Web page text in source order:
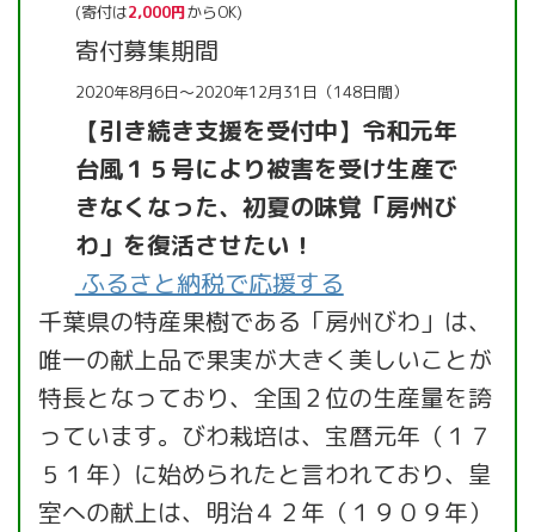
(寄付は2,000円からOK)
寄付募集期間
2020年8月6日～2020年12月31日（148日間）
【引き続き支援を受付中】令和元年
台風１５号により被害を受け生産で
きなくなった、初夏の味覚「房州び
わ」を復活させたい！
ふるさと納税で応援する
千葉県の特産果樹である「房州びわ」は、
唯一の献上品で果実が大きく美しいことが
特長となっており、全国２位の生産量を誇
っています。びわ栽培は、宝暦元年（１７
５１年）に始められたと言われており、皇
室への献上は、明治４２年（１９０９年）